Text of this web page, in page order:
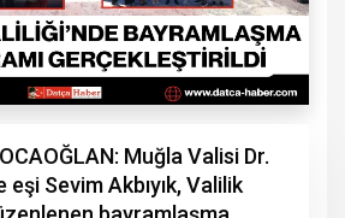
Muğla Valisi Dr.
eşi Sevim Akbıyık, Valilik